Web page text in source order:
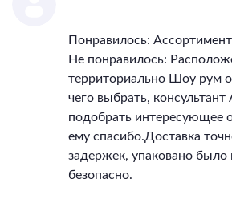
Понравилось: Ассортимент
Не понравилось:
территориально Шоу рум
чего выбрать,
подобрать интересующее
ему спасибо.Доставка
задержек, упаковано было
безопасно.